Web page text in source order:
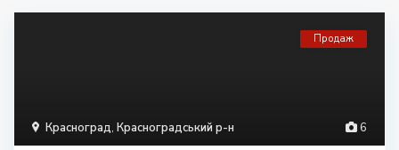
6
Красноград, Красноградський р-н
Продаж